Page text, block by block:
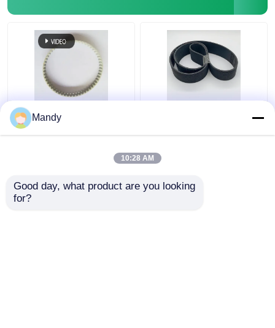
Sabuk Mesin Cetak
PVC Impor Kuning
Cetak Offset GTO52
Mandy
10:28 AM
Good day, what product are you looking
for?